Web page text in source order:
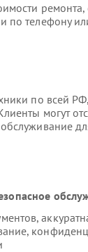
ремонта,
по телефону
по всей
могут